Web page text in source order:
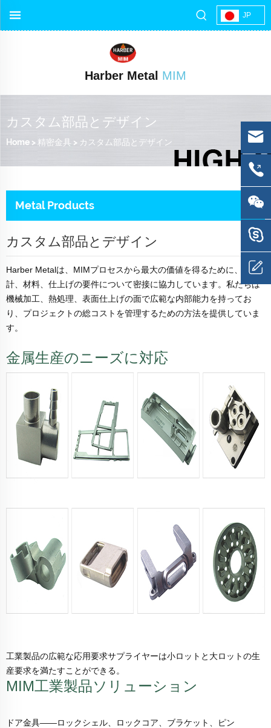
JP
Harber Metal MIM
カスタム部品とデザイン
Home > 精密金具 > カスタム部品とデザイン
Metal Products
カスタム部品とデザイン
Harber Metalは、MIMプロセスから最大の価値を得るために、設
計、材料、仕上げの要件について密接に協力しています。私たちは
機械加工、熱処理、表面仕上げの面で広範な内部能力を持ってお
り、プロジェクトの総コストを管理するための方法を提供していま
す。
金属生産のニーズに対応
工業製品の広範な応用要求サプライヤーは小ロットと大ロットの生
産要求を満たすことができる。
MIM工業製品ソリューション
ドア金具——ロックシェル、ロックコア、ブラケット、ピン